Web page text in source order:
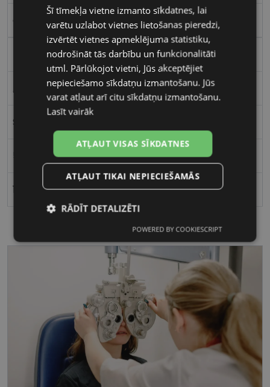
gd/pk
Apaļas / Ovālas
Sievietēm
19
Šī tīmekļa vietne izmanto sīkdatnes, lai
varētu uzlabot vietnes lietošanas pieredzi,
izvērtēt vietnes apmeklējuma statistiku,
nodrošināt tās darbību un funkcionalitāti
utml. Pārlūkojot vietni, Jūs akceptējiet
nepieciešamo sīkdatņu izmantošanu. Jūs
varat atļaut arī citu sīkdatņu izmantošanu.
Lasīt vairāk
ATĻAUT VISAS SĪKDATNES
ATĻAUT TIKAI NEPIECIEŠAMĀS
RĀDĪT DETALIZĒTI
sīkdatnes
Statistikas
sīkdatnes
Mārketinga
sīkdatnes
Funkcionālās
sīkdatnes
Nepieciešamās sīkdatnes
POWERED BY COOKIESCRIPT